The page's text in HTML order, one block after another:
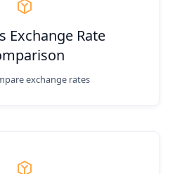
Exchange Rate
exchange rates.